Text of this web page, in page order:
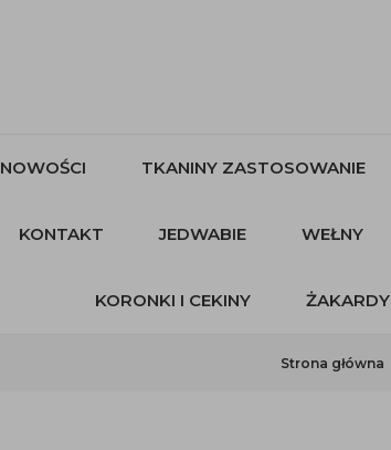
NOWOŚCI TKANINY ZASTOSOWANIE
KONTAKT JEDWABIE WEŁNY
KORONKI I CEKINY ŻAKARDY
Strona główna